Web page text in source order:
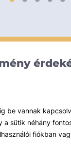
be vannak
sütik néhány
fiókban
Témáink
Pénzügy
Tőzsde / Tőkepiac /